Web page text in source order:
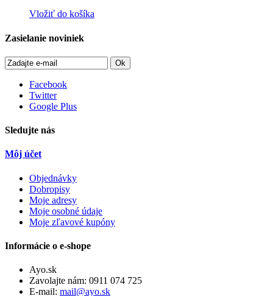
Vložiť do košíka
Zasielanie noviniek
Ok
Facebook
Twitter
Google Plus
Sledujte nás
Môj účet
Objednávky
Dobropisy
Moje adresy
Moje osobné údaje
Moje zľavové kupóny
Informácie o e-shope
Ayo.sk
Zavolajte nám: 0911 074 725
E-mail: mail@ayo.sk